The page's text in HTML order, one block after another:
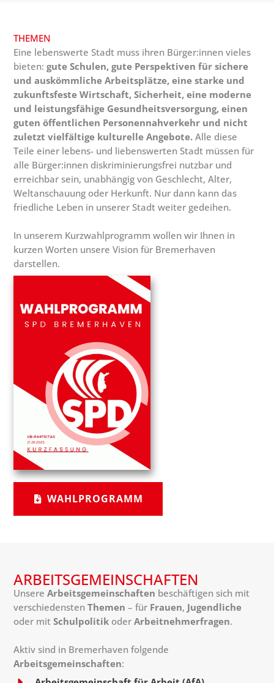
THEMEN
Eine lebenswerte Stadt muss ihren Bürger:innen vieles
bieten:gute Schulen, gute Perspektiven für sichere
und auskömmliche Arbeitsplätze, eine starke und
zukunftsfeste Wirtschaft, Sicherheit, eine moderne
und leistungsfähige Gesundheitsversorgung, einen
guten öffentlichen Personennahverkehr und nicht
zuletzt vielfältige kulturelle Angebote. Alle diese
Teile einer lebens- und liebenswerten Stadt müssen für
alle Bürger:innen diskriminierungsfrei nutzbar und
erreichbar sein, unabhängig von Geschlecht, Alter,
Weltanschauung oder Herkunft. Nur dann kann das
friedliche Leben in unserer Stadt weiter gedeihen.
In unserem Kurzwahlprogramm wollen wir Ihnen in
kurzen Worten unsere Vision für Bremerhaven
darstellen.
WAHLPROGRAMM
ARBEITSGEMEINSCHAFTEN
UnsereArbeitsgemeinschaften beschäftigen sich mit
verschiedensten Themen – für Frauen, Jugendliche
oder mitSchulpolitik oderArbeitnehmerfragen.
Aktiv sind in Bremerhaven folgende
Arbeitsgemeinschaften: